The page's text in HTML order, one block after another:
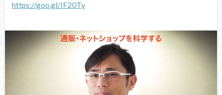
https://goo.gl/IF20Ty